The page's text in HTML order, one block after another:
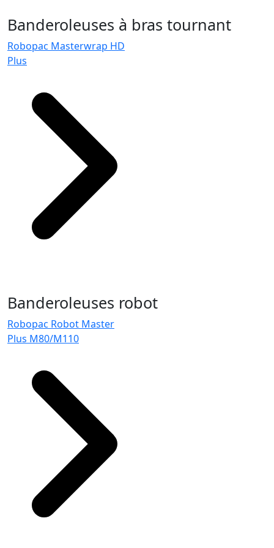
Banderoleuses à bras tournant
Robopac Masterwrap HD
Plus
Banderoleuses robot
Robopac Robot Master
Plus M80/M110